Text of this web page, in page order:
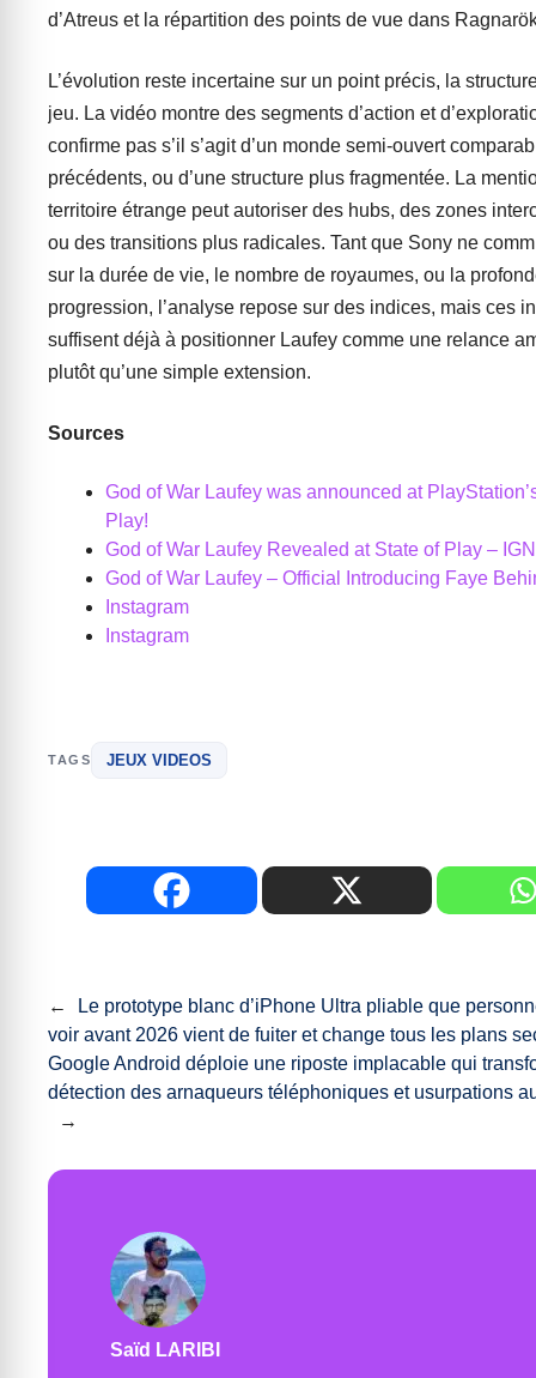
d’Atreus et la répartition des points de vue dans
L’évolution reste incertaine sur un point précis, la
jeu. La vidéo montre des segments d’action et
confirme pas s’il s’agit d’un monde semi-ouvert
précédents, ou d’une structure plus fragmentée. La
territoire étrange peut autoriser des hubs, des zones
ou des transitions plus radicales. Tant que Sony ne
sur la durée de vie, le nombre de royaumes, ou la
progression, l’analyse repose sur des indices, mais ces
suffisent déjà à positionner Laufey comme une relance
plutôt qu’une simple extension.
Sources
God of War Laufey was announced at
Play!
God of War Laufey Revealed at State of Play – IGN
God of War Laufey – Official Introducing Faye
Instagram
Instagram
TAGS JEUX VIDEOS
←
Le prototype blanc d’iPhone Ultra pliable que
voir avant 2026 vient de fuiter et change tous les plans
Google Android déploie une riposte implacable qui
détection des arnaqueurs téléphoniques et usurpations
→
Saïd LARIBI